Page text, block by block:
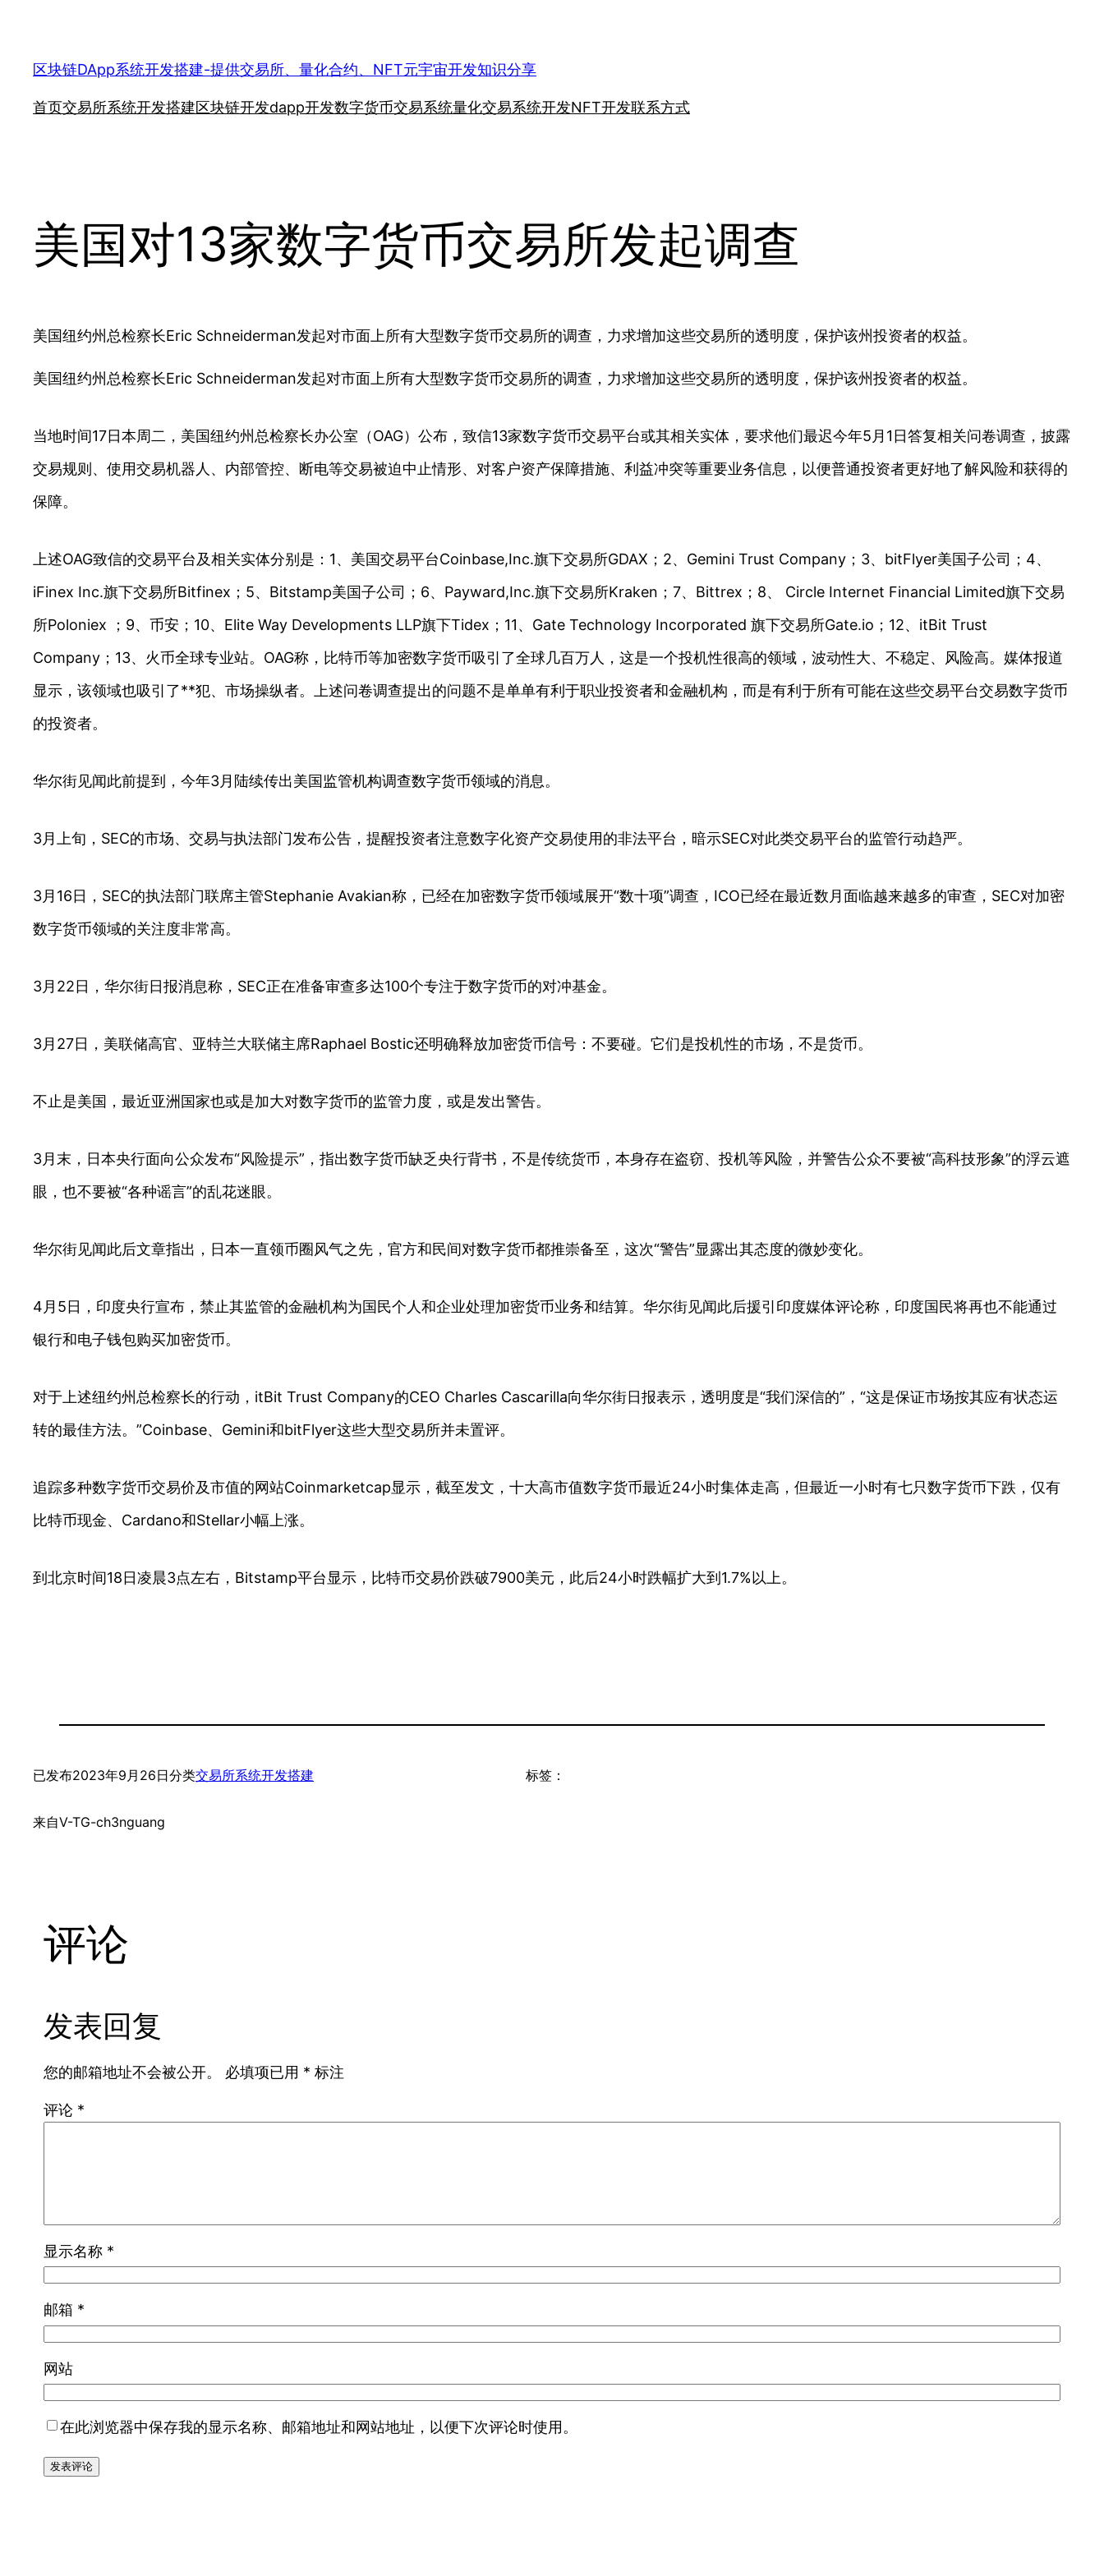
区块链DApp系统开发搭建-提供交易所、量化合约、NFT元宇宙开发知识分享
首页交易所系统开发搭建区块链开发dapp开发数字货币交易系统量化交易系统开发NFT开发联系方式
美国对13家数字货币交易所发起调查
美国纽约州总检察长Eric Schneiderman发起对市面上所有大型数字货币交易所的调查，力求增加这些交易所的透明度，保护该州投资者的权益。
美国纽约州总检察长Eric Schneiderman发起对市面上所有大型数字货币交易所的调查，力求增加这些交易所的透明度，保护该州投资者的权益。
当地时间17日本周二，美国纽约州总检察长办公室（OAG）公布，致信13家数字货币交易平台或其相关实体，要求他们最迟今年5月1日答复相关问卷调查，披露
交易规则、使用交易机器人、内部管控、断电等交易被迫中止情形、对客户资产保障措施、利益冲突等重要业务信息，以便普通投资者更好地了解风险和获得的
保障。
上述OAG致信的交易平台及相关实体分别是：1、美国交易平台Coinbase,Inc.旗下交易所GDAX；2、Gemini Trust Company；3、bitFlyer美国子公司；4、
iFinex Inc.旗下交易所Bitfinex；5、Bitstamp美国子公司；6、Payward,Inc.旗下交易所Kraken；7、Bittrex；8、 Circle Internet Financial Limited旗下交易
所Poloniex ；9、币安；10、Elite Way Developments LLP旗下Tidex；11、Gate Technology Incorporated 旗下交易所Gate.io；12、itBit Trust
Company；13、火币全球专业站。OAG称，比特币等加密数字货币吸引了全球几百万人，这是一个投机性很高的领域，波动性大、不稳定、风险高。媒体报道
显示，该领域也吸引了**犯、市场操纵者。上述问卷调查提出的问题不是单单有利于职业投资者和金融机构，而是有利于所有可能在这些交易平台交易数字货币
的投资者。
华尔街见闻此前提到，今年3月陆续传出美国监管机构调查数字货币领域的消息。
3月上旬，SEC的市场、交易与执法部门发布公告，提醒投资者注意数字化资产交易使用的非法平台，暗示SEC对此类交易平台的监管行动趋严。
3月16日，SEC的执法部门联席主管Stephanie Avakian称，已经在加密数字货币领域展开“数十项”调查，ICO已经在最近数月面临越来越多的审查，SEC对加密
数字货币领域的关注度非常高。
3月22日，华尔街日报消息称，SEC正在准备审查多达100个专注于数字货币的对冲基金。
3月27日，美联储高官、亚特兰大联储主席Raphael Bostic还明确释放加密货币信号：不要碰。它们是投机性的市场，不是货币。
不止是美国，最近亚洲国家也或是加大对数字货币的监管力度，或是发出警告。
3月末，日本央行面向公众发布“风险提示”，指出数字货币缺乏央行背书，不是传统货币，本身存在盗窃、投机等风险，并警告公众不要被“高科技形象”的浮云遮
眼，也不要被“各种谣言”的乱花迷眼。
华尔街见闻此后文章指出，日本一直领币圈风气之先，官方和民间对数字货币都推崇备至，这次“警告”显露出其态度的微妙变化。
4月5日，印度央行宣布，禁止其监管的金融机构为国民个人和企业处理加密货币业务和结算。华尔街见闻此后援引印度媒体评论称，印度国民将再也不能通过
银行和电子钱包购买加密货币。
对于上述纽约州总检察长的行动，itBit Trust Company的CEO Charles Cascarilla向华尔街日报表示，透明度是“我们深信的”，“这是保证市场按其应有状态运
转的最佳方法。”Coinbase、Gemini和bitFlyer这些大型交易所并未置评。
追踪多种数字货币交易价及市值的网站Coinmarketcap显示，截至发文，十大高市值数字货币最近24小时集体走高，但最近一小时有七只数字货币下跌，仅有
比特币现金、Cardano和Stellar小幅上涨。
到北京时间18日凌晨3点左右，Bitstamp平台显示，比特币交易价跌破7900美元，此后24小时跌幅扩大到1.7%以上。
已发布2023年9月26日分类交易所系统开发搭建
来自V-TG-ch3nguang
标签：
评论
发表回复
您的邮箱地址不会被公开。 必填项已用 * 标注
评论 *
显示名称 *
邮箱 *
网站
在此浏览器中保存我的显示名称、邮箱地址和网站地址，以便下次评论时使用。